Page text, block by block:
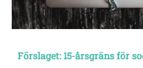
Förslaget: 15-årsgräns för